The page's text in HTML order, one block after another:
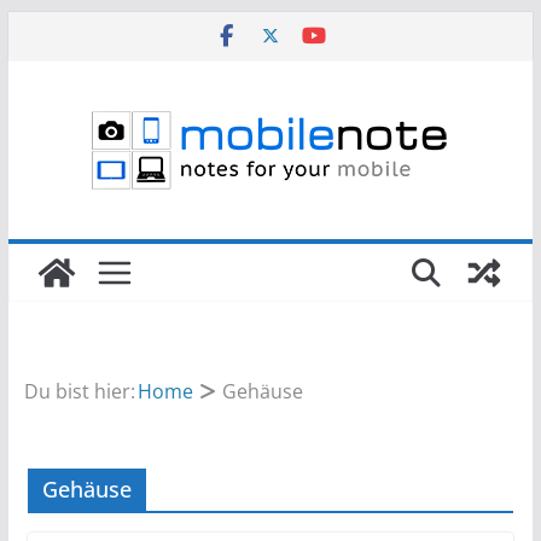
Du bist hier:Home Gehäuse
Gehäuse